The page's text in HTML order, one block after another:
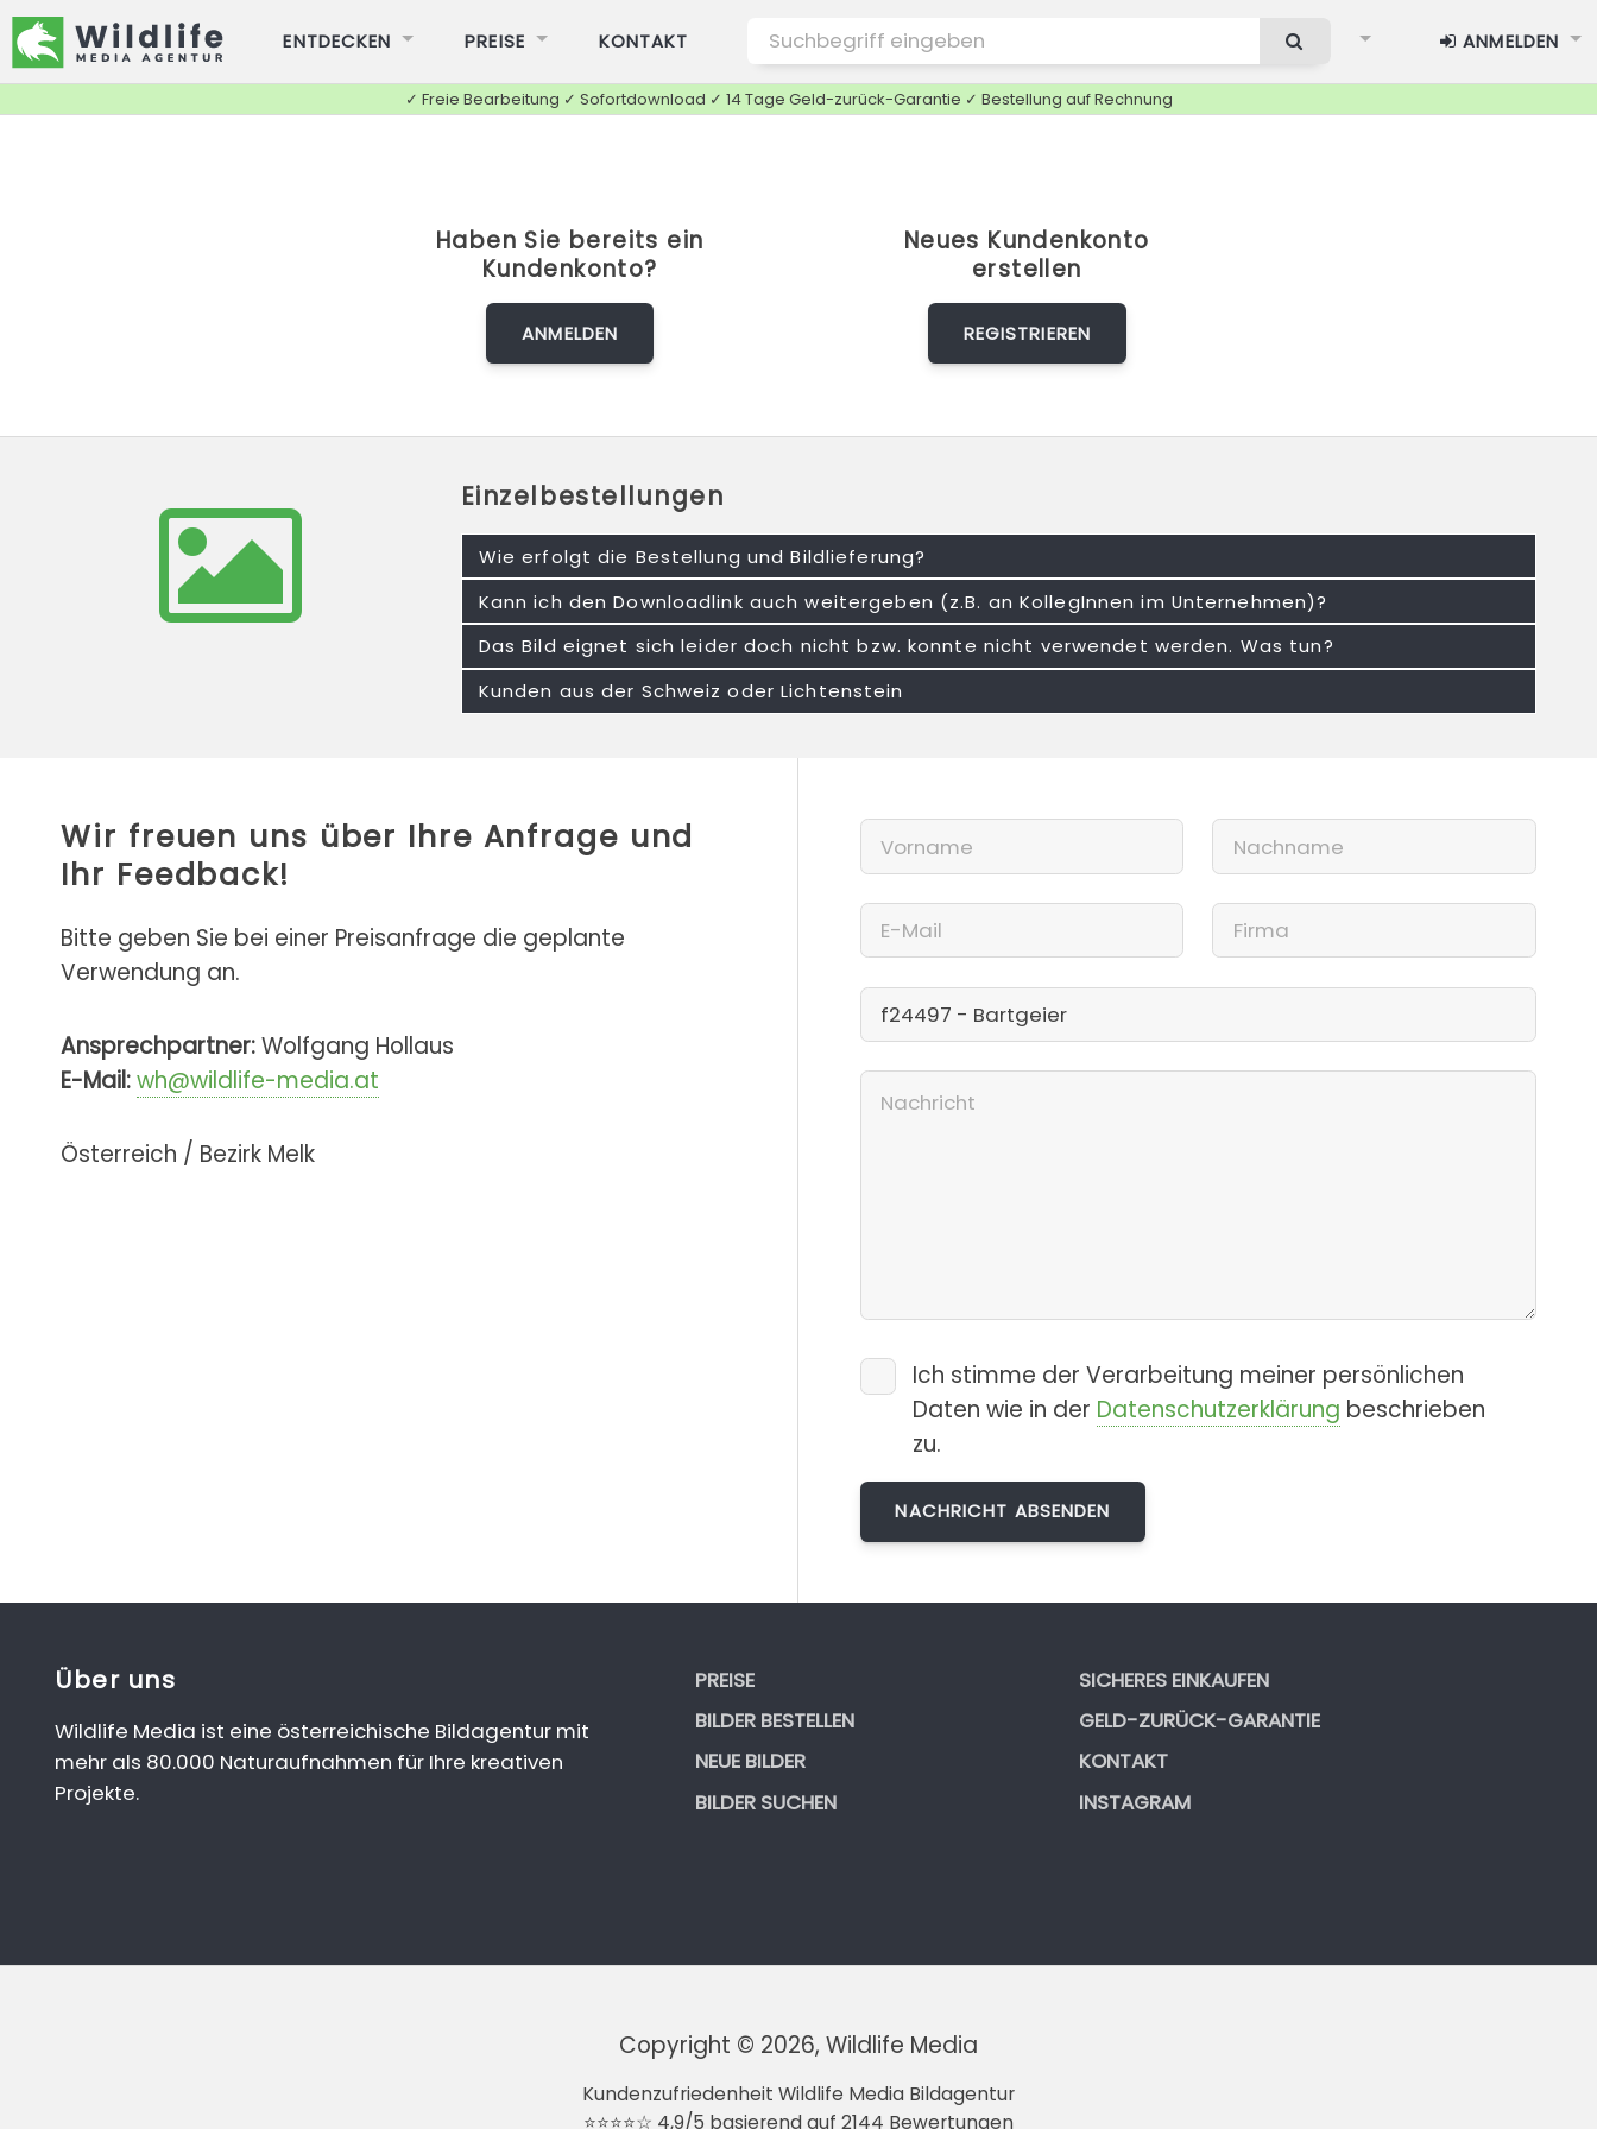
ENTDECKEN PREISE KONTAKT ANMELDEN
✓ Freie Bearbeitung ✓ Sofortdownload ✓ 14 Tage Geld-zurück-Garantie ✓ Bestellung auf Rechnung
Haben Sie bereits ein
Kundenkonto?
ANMELDEN
Neues Kundenkonto
erstellen
REGISTRIEREN
Einzelbestellungen
Wie erfolgt die Bestellung und Bildlieferung?
Kann ich den Downloadlink auch weitergeben (z.B. an KollegInnen im Unternehmen)?
Das Bild eignet sich leider doch nicht bzw. konnte nicht verwendet werden. Was tun?
Kunden aus der Schweiz oder Lichtenstein
Wir freuen uns über Ihre Anfrage und
Ihr Feedback!
Bitte geben Sie bei einer Preisanfrage die geplante
Verwendung an.
Ansprechpartner:Wolfgang Hollaus
E-Mail:wh@wildlife-media.at
Österreich / Bezirk Melk
Ich stimme der Verarbeitung meiner persönlichen
Daten wie in der Datenschutzerklärung beschrieben
zu.
Über uns
Wildlife Media ist eine österreichische Bildagentur mit
mehr als 80.000 Naturaufnahmen für Ihre kreativen
Projekte.
PREISE
BILDER BESTELLEN
NEUE BILDER
BILDER SUCHEN
SICHERES EINKAUFEN
GELD-ZURÜCK-GARANTIE
KONTAKT
INSTAGRAM
Copyright © 2026, Wildlife Media
Kundenzufriedenheit Wildlife Media Bildagentur
⭐⭐⭐⭐☆ 4,9/5 basierend auf 2144 Bewertungen